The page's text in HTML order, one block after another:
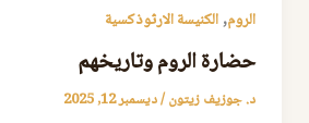
الروم,الكنيسة الارثوذكسية
حضارة الروم وتاريخهم
د. جوزيف زيتون/ديسمبر 12, 2025